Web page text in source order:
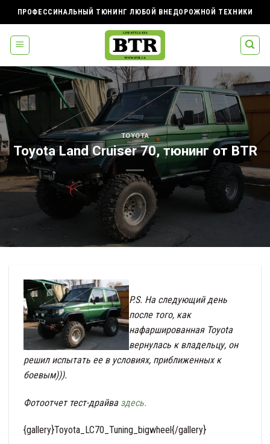
to
content
ПРОФЕССИНАЛЬНЫЙ ТЮНИНГ ЛЮБОЙ ВНЕДОРОЖНОЙ ТЕХНИКИ
TOYOTA
Toyota Land Cruiser 70, тюнинг от BTR
P.S. На следующий день
после того, как
нафаршированная Toyota
вернулась к владельцу, он
решил испытать ее в условиях, приближенных к
боевым))).
Фотоотчет тест-драйва здесь.
{gallery}Toyota_LC70_Tuning_bigwheel{/gallery}